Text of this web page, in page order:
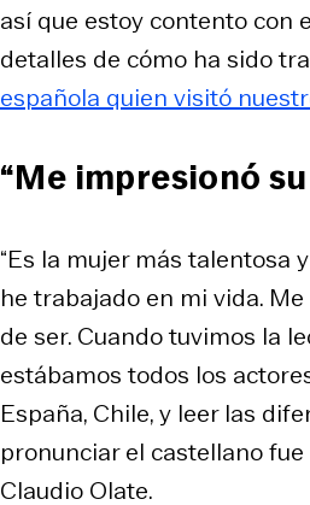
así que estoy contento con
detalles de cómo ha sido
española quien visitó
“Me impresionó
“Es la mujer más talentosa
he trabajado en mi vida.
de ser. Cuando tuvimos la
estábamos todos los
España, Chile, y leer las
pronunciar el castellano fue
Claudio Olate.